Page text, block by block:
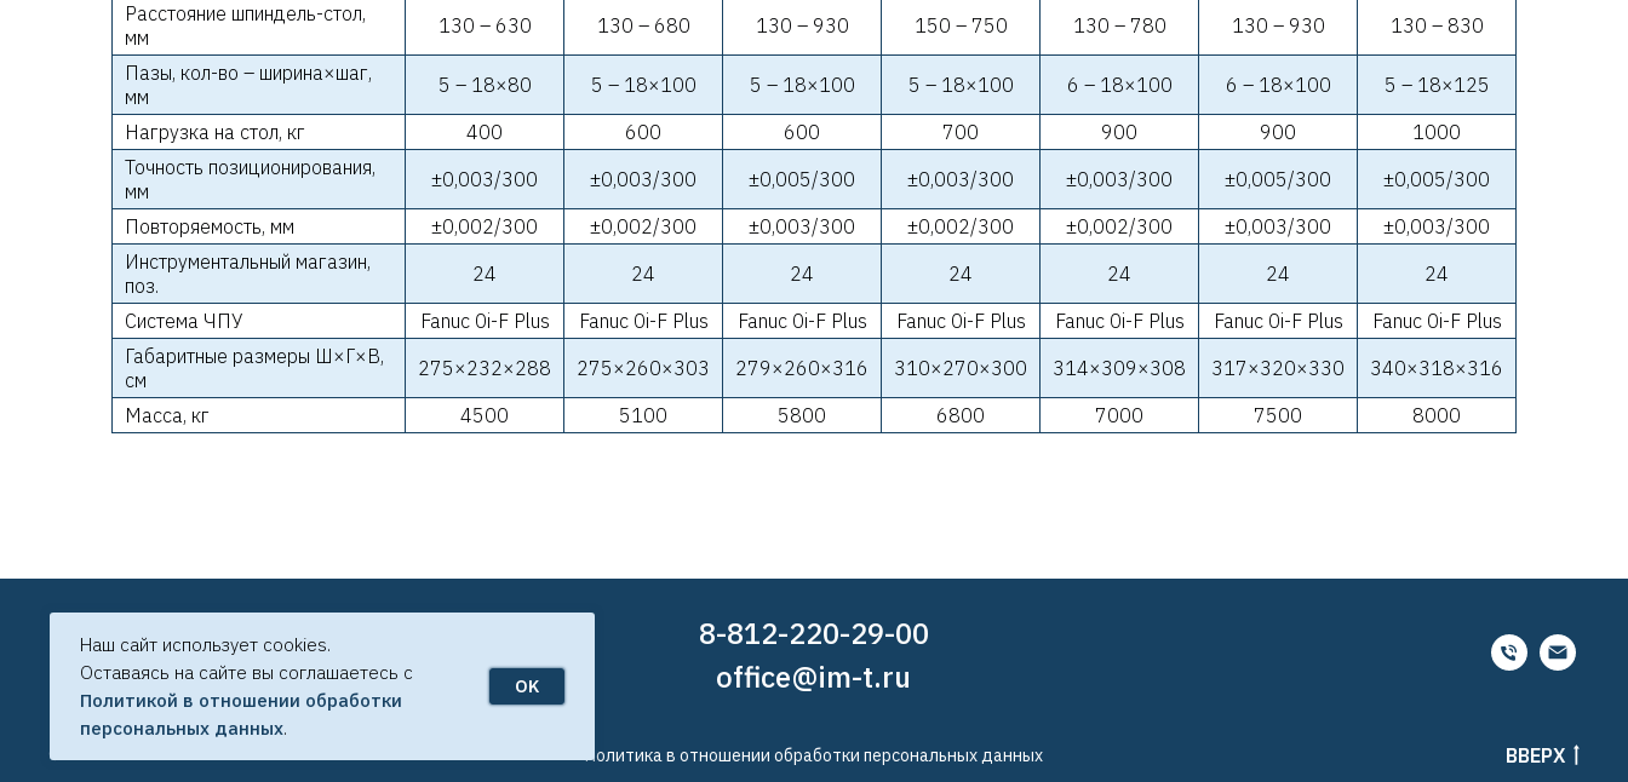
Расстояние шпиндель-стол,
мм
130 – 630 130 – 680 130 – 930 150 – 750 130 – 780 130 – 930
130 – 830
Пазы, кол-во – ширина×шаг,
мм
5 – 18×80 5 – 18×100 5 – 18×100 5 – 18×100 6 – 18×100 6 – 18×100
5 – 18×125
Нагрузка на стол, кг
400 600 600 700 900 900
1000
Точность позиционирования,
мм
±0,003/300 ±0,003/300 ±0,005/300 ±0,003/300 ±0,003/300 ±0,005/300
±0,005/300
Повторяемость, мм
±0,002/300 ±0,002/300 ±0,003/300 ±0,002/300 ±0,002/300 ±0,003/300
±0,003/300
Инструментальный магазин,
поз.
24 24 24 24 24 24
24
Система ЧПУ
Fanuc 0i-F Plus Fanuc 0i-F Plus Fanuc 0i-F Plus Fanuc 0i-F Plus Fanuc 0i-F Plus Fanuc 0i-F Plus
Fanuc 0i-F Plus
Габаритные размеры Ш×Г×В,
см
275×232×288 275×260×303 279×260×316 310×270×300 314×309×308 317×320×330
340×318×316
Масса, кг
4500 5100 5800 6800 7000 7500 8000
Наш сайт использует cookies.
Оставаясь на сайте вы соглашаетесь с
Политикой в отношении обработки
персональных данных.
OK
195271, Санкт-Петербург,
Кондратьевский пр., д. 75, к.1
8-812-220-29-00
office@im-t.ru
© ООО "АйЭмТех" 2025 Политика в отношении обработки персональных данных ВВЕРХ